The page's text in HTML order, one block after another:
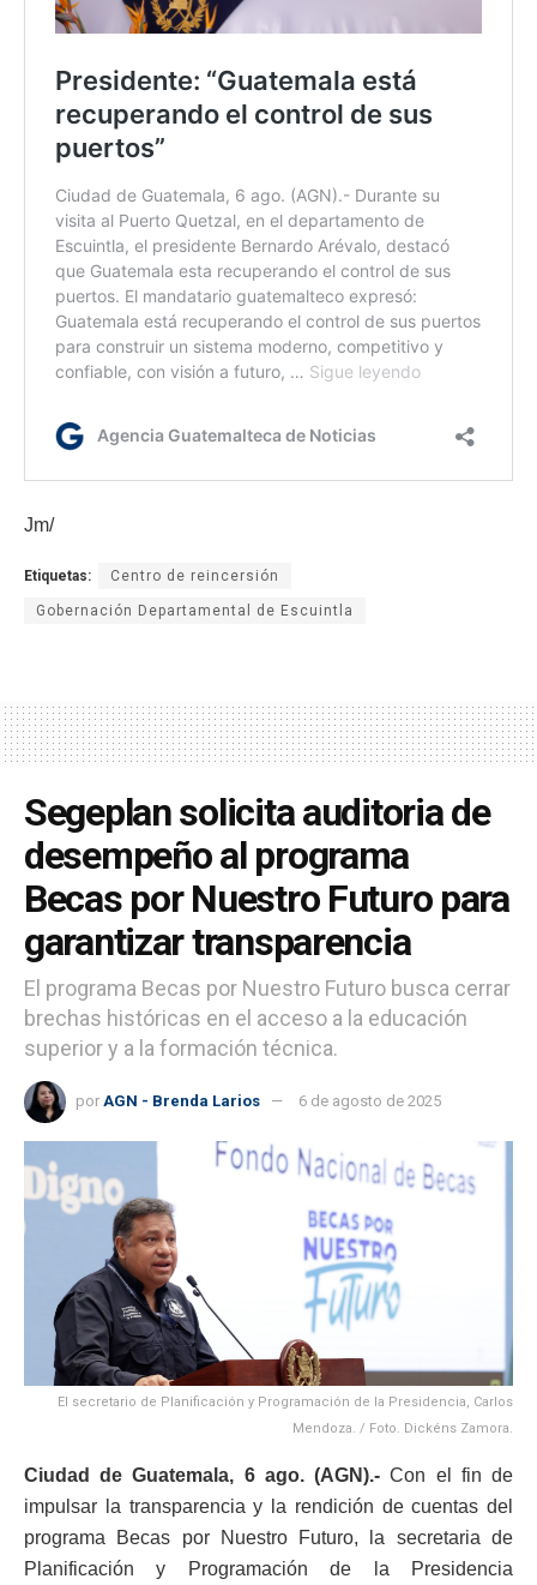
Jm/
Etiquetas: Centro de reincersión
Gobernación Departamental de Escuintla
Segeplan solicita auditoria de
desempeño al programa
Becas por Nuestro Futuro para
garantizar transparencia
El programa Becas por Nuestro Futuro busca cerrar
brechas históricas en el acceso a la educación
superior y a la formación técnica.
por AGN - Brenda Larios 6 de agosto de 2025
El secretario de Planificación y Programación de la Presidencia, Carlos
Mendoza. / Foto. Dickéns Zamora.
Ciudad de Guatemala, 6 ago. (AGN).- Con el fin de
impulsar la transparencia y la rendición de cuentas del
programa Becas por Nuestro Futuro, la secretaria de
Planificación y Programación de la Presidencia